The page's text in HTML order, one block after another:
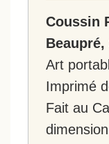
Coussin
Art
Imprimé
Fait au